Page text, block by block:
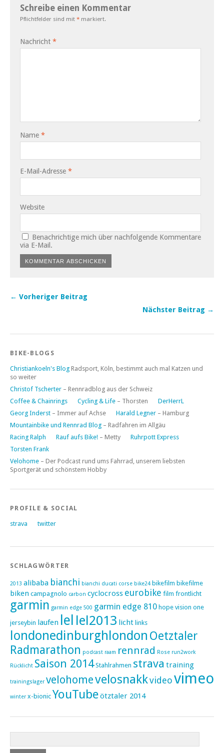
Schreibe einen Kommentar
Pflichtfelder sind mit * markiert.
Nachricht *
Name *
E-Mail-Adresse *
Website
Benachrichtige mich über nachfolgende Kommentare
via E-Mail.
← Vorheriger Beitrag
Nächster Beitrag →
BIKE-BLOGS
Christiankoeln's Blog Radsport, Köln, bestimmt auch mal Katzen und
so weiter
Christof Tscherter – Rennradblog aus der Schweiz
Coffee & Chainrings
Cycling & Life – Thorsten
DerHerrL
Georg Inderst – Immer auf Achse Harald Legner – Hamburg
Mountainbike und Rennrad Blog – Radfahren im Allgäu
Racing Ralph
Rauf aufs Bike! – Metty
Ruhrpott Express
Torsten Frank
Velohome – Der Podcast rund ums Fahrrad, unserem liebsten
Sportgerät und schönstem Hobby
PROFILE & SOCIAL
strava twitter
SCHLAGWÖRTER
2013 alibaba bianchi bianchi ducati corse bike24 bikefilm bikefilme
biken campagnolo carbon cyclocross eurobike film frontlicht
garmin garmin edge 500 garmin edge 810 hope vision one
jerseybin laufen lel lel2013 licht links
londonedinburghlondon Oetztaler
Radmarathon podcast raam rennrad Rose run2work
Rücklicht Saison 2014 Stahlrahmen strava training
trainingslager velohomevelosnakkvideovimeo
winter x-bionic YouTubeötztaler 2014